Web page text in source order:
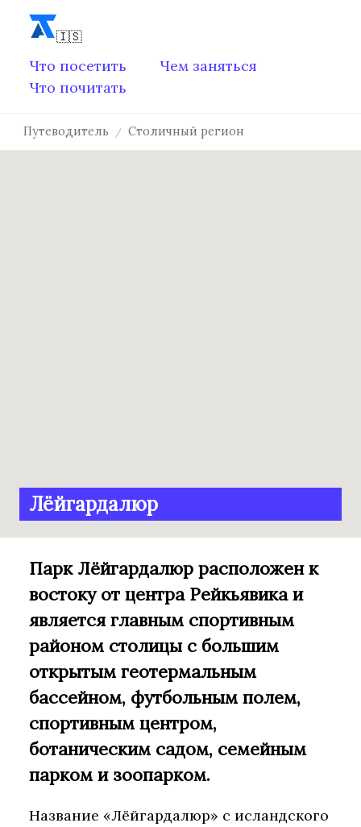
Что посетить
Чем заняться
Что почитать
Путеводитель Столичный регион
Лёйгардалюр
Парк Лёйгардалюр расположен к
востоку от центра Рейкьявика и
является главным спортивным
районом столицы с большим
открытым геотермальным
бассейном, футбольным полем,
спортивным центром,
ботаническим садом, семейным
парком и зоопарком.
Название «Лёйгардалюр» с исландского